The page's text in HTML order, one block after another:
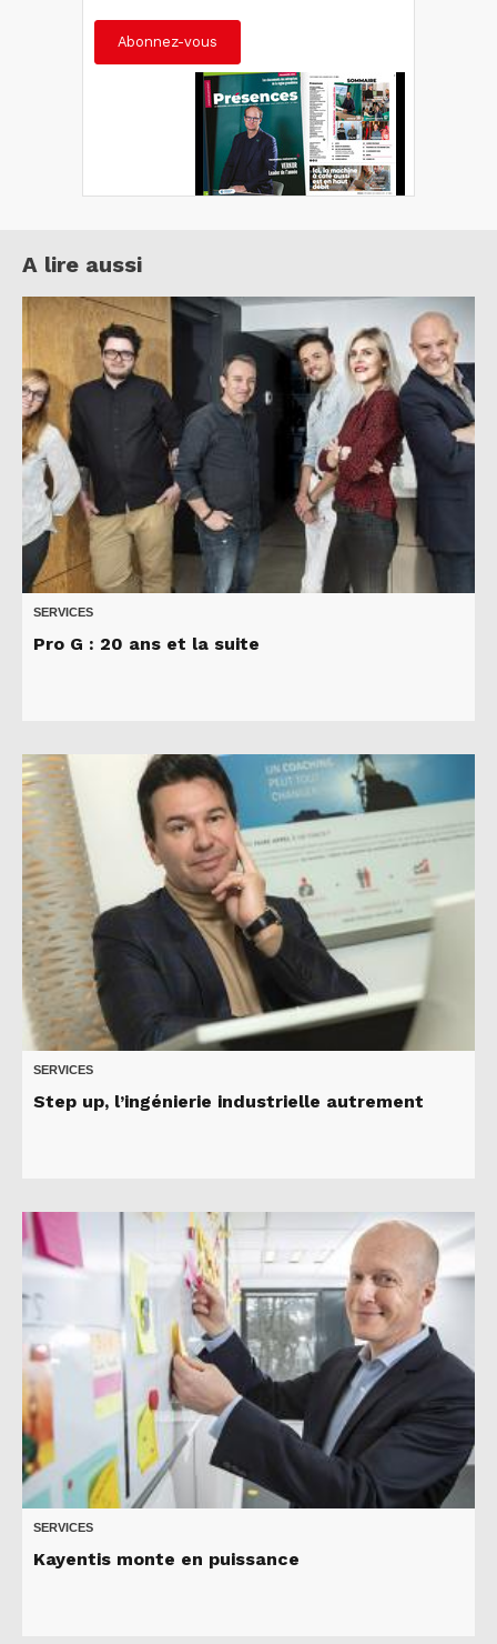
Abonnez-vous
A lire aussi
SERVICES
Pro G : 20 ans et la suite
SERVICES
Step up, l’ingénierie industrielle autrement
SERVICES
Kayentis monte en puissance